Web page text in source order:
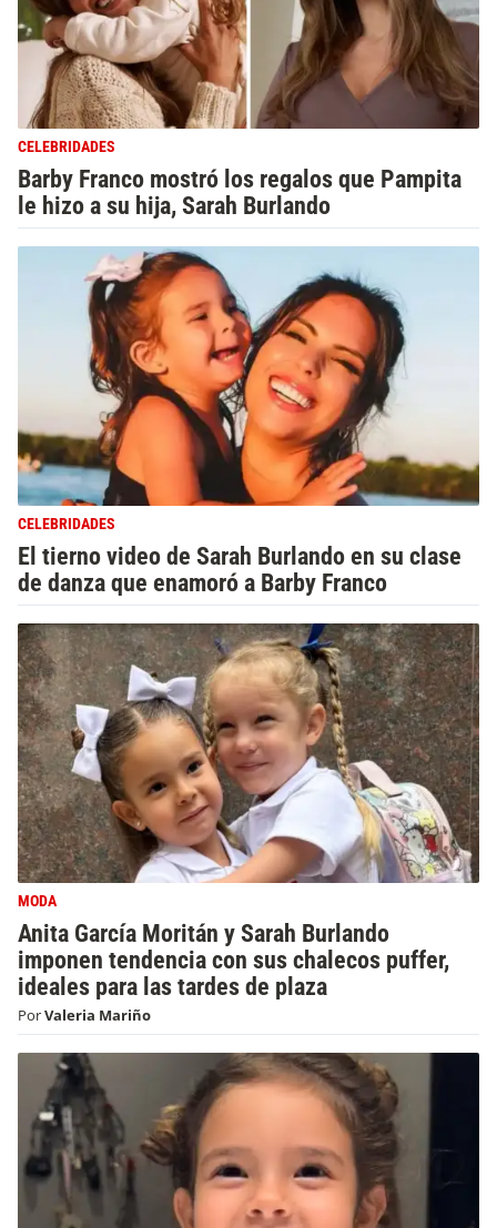
CELEBRIDADES
Barby Franco mostró los regalos que Pampita
le hizo a su hija, Sarah Burlando
CELEBRIDADES
El tierno video de Sarah Burlando en su clase
de danza que enamoró a Barby Franco
MODA
Anita García Moritán y Sarah Burlando
imponen tendencia con sus chalecos puffer,
ideales para las tardes de plaza
PorValeria Mariño